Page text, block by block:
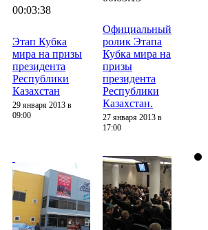
00:03:38
Этап Кубка
мира на призы
президента
Республики
Казахстан
29 января 2013 в
09:00
Официальный
ролик Этапа
Кубка мира на
призы
президента
Республики
Казахстан.
27 января 2013 в
17:00